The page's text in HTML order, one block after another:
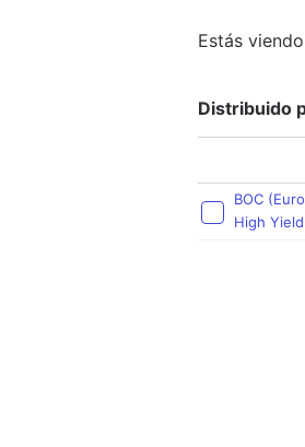
Estás viendo
Distribuido
BOC
High